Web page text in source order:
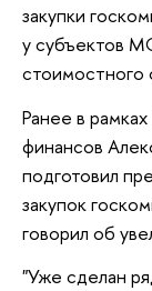
закупки
у субъектов
стоимостного
Ранее в
финансов
подготовил
закупок
говорил об
"Уже сделан